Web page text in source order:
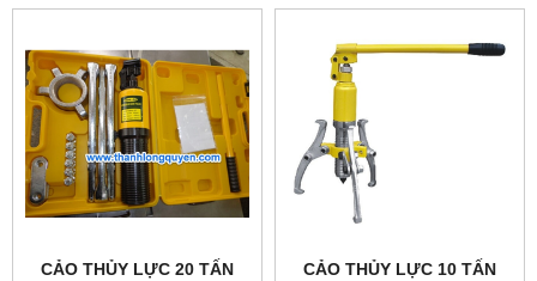
CẢO THỦY LỰC 20 TẤN
CẢO THỦY LỰC 10 TẤN